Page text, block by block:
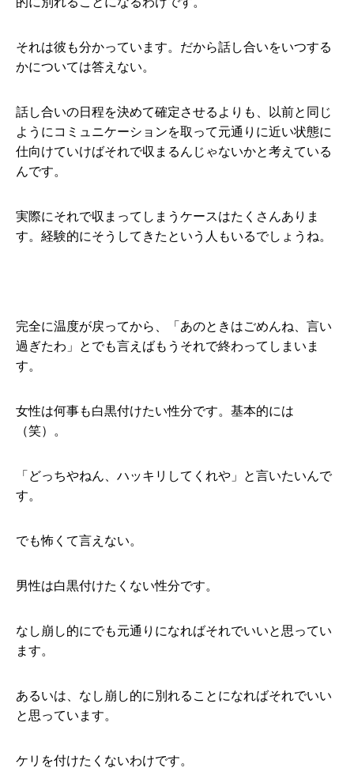
それは彼も分かっています。だから話し合いをいつする
かについては答えない。
話し合いの日程を決めて確定させるよりも、以前と同じ
ようにコミュニケーションを取って元通りに近い状態に
仕向けていけばそれで収まるんじゃないかと考えている
んです。
実際にそれで収まってしまうケースはたくさんありま
す。経験的にそうしてきたという人もいるでしょうね。
完全に温度が戻ってから、「あのときはごめんね、言い
過ぎたわ」とでも言えばもうそれで終わってしまいま
す。
女性は何事も白黒付けたい性分です。基本的には
（笑）。
「どっちやねん、ハッキリしてくれや」と言いたいんで
す。
でも怖くて言えない。
男性は白黒付けたくない性分です。
なし崩し的にでも元通りになればそれでいいと思ってい
ます。
あるいは、なし崩し的に別れることになればそれでいい
と思っています。
ケリを付けたくないわけです。